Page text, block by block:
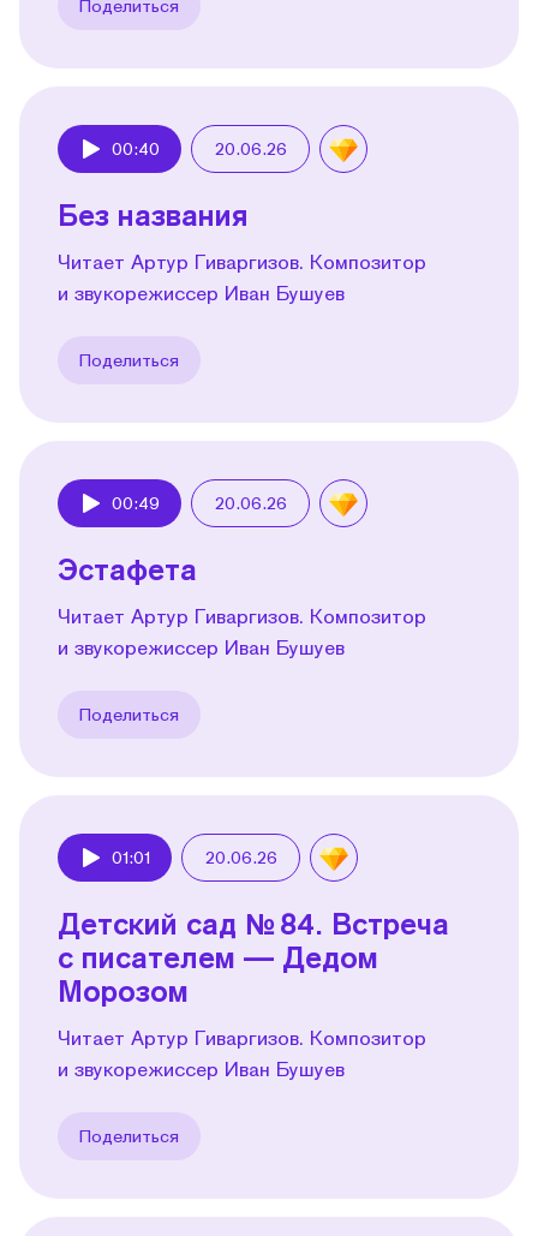
Поделиться
00:40 20.06.26
Без названия
Читает Артур Гиваргизов. Композитор
и звукорежиссер Иван Бушуев
Поделиться
00:49 20.06.26
Эстафета
Читает Артур Гиваргизов. Композитор
и звукорежиссер Иван Бушуев
Поделиться
01:01 20.06.26
Детский сад № 84. Встреча
с писателем — Дедом
Морозом
Читает Артур Гиваргизов. Композитор
и звукорежиссер Иван Бушуев
Поделиться